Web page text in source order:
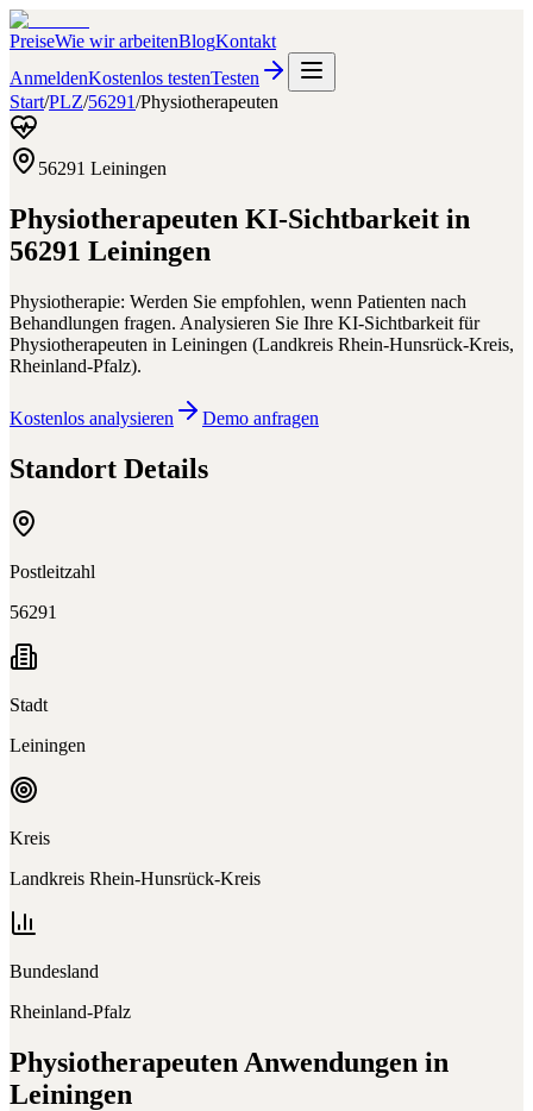
PreiseWie wir arbeitenBlogKontakt
AnmeldenKostenlos testenTesten
Start/PLZ/56291/Physiotherapeuten
56291 Leiningen
Physiotherapeuten KI-Sichtbarkeit in
56291 Leiningen
Physiotherapie: Werden Sie empfohlen, wenn Patienten nach
Behandlungen fragen. Analysieren Sie Ihre KI-Sichtbarkeit für
Physiotherapeuten in Leiningen (Landkreis Rhein-Hunsrück-Kreis,
Rheinland-Pfalz).
Kostenlos analysieren Demo anfragen
Standort Details
Postleitzahl
56291
Stadt
Leiningen
Kreis
Landkreis Rhein-Hunsrück-Kreis
Bundesland
Rheinland-Pfalz
Physiotherapeuten Anwendungen in
Leiningen